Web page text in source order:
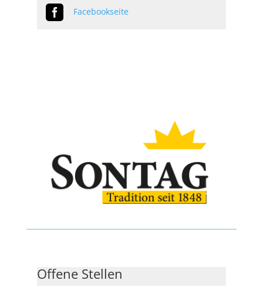
 Facebookseite
Offene Stellen